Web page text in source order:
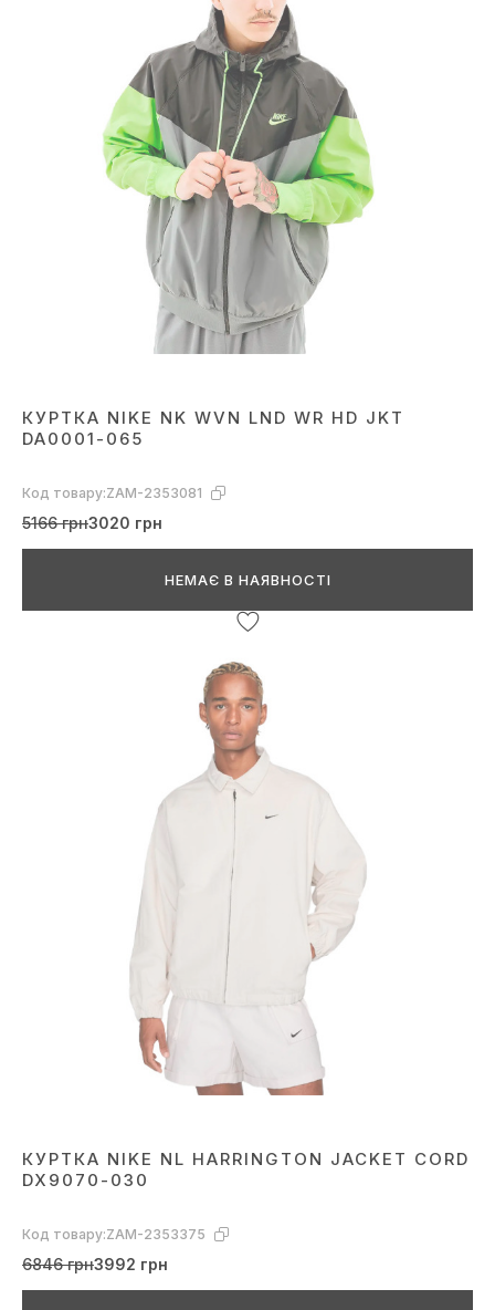
КУРТКА NIKE NK WVN LND WR HD JKT
DA0001-065
Код товару:ZAM-2353081
5166 грн3020 грн
НЕМАЄ В НАЯВНОСТІ
КУРТКА NIKE NL HARRINGTON JACKET CORD
DX9070-030
Код товару:ZAM-2353375
6846 грн3992 грн